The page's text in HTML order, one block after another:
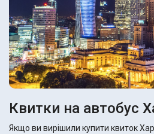
Квитки на автобус
Якщо ви вирішили купити квиток